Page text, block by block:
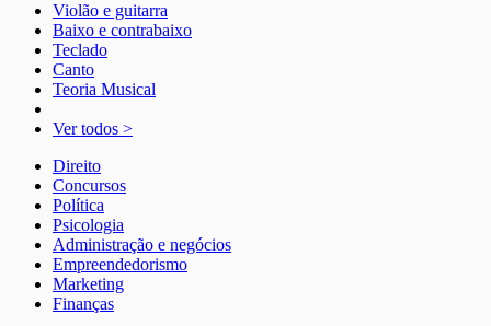
Violão e guitarra
Baixo e contrabaixo
Teclado
Canto
Teoria Musical
Ver todos >
Direito
Concursos
Política
Psicologia
Administração e negócios
Empreendedorismo
Marketing
Finanças